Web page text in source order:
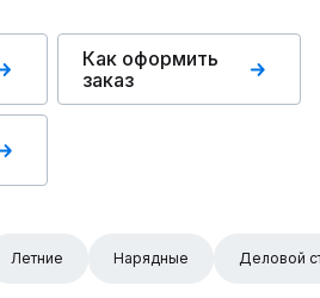
Как оформить
заказ
Летние Нарядные Деловой